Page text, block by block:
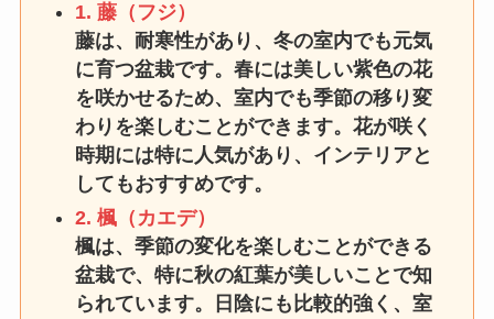
1. 藤（フジ）
藤は、耐寒性があり、冬の室内でも元気
に育つ盆栽です。春には美しい紫色の花
を咲かせるため、室内でも季節の移り変
わりを楽しむことができます。花が咲く
時期には特に人気があり、インテリアと
してもおすすめです。
2. 楓（カエデ）
楓は、季節の変化を楽しむことができる
盆栽で、特に秋の紅葉が美しいことで知
られています。日陰にも比較的強く、室